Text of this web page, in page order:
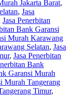
Jakarta Barat,
, Jasa
Jasa Penerbitan
Bank Garansi
Murah Karawang
Selatan, Jasa
, Jasa Penerbitan
Bank
Garansi Murah
Murah Tangerang
Timur,